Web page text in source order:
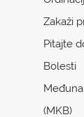
Zakaži
Pitajte
Bolesti
(MKB)